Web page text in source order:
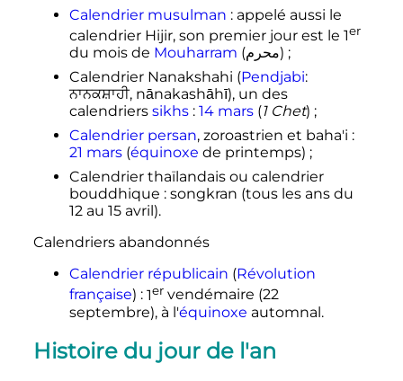
Calendrier musulman : appelé aussi le
calendrier Hijir, son premier jour est le 1er
du mois de Mouharram (محرم) ;
Calendrier Nanakshahi (Pendjabi:
ਨਾਨਕਸ਼ਾਹੀ, nānakashāhī), un des
calendriers sikhs : 14 mars(1 Chet) ;
Calendrier persan, zoroastrien et baha'i :
21 mars(équinoxe de printemps) ;
Calendrier thaïlandais ou calendrier
bouddhique : songkran (tous les ans du
12 au 15 avril).
Calendriers abandonnés
Calendrier républicain (Révolution
française) : 1ervendémaire (22
septembre), à l'équinoxe automnal.
Histoire du jour de l'an